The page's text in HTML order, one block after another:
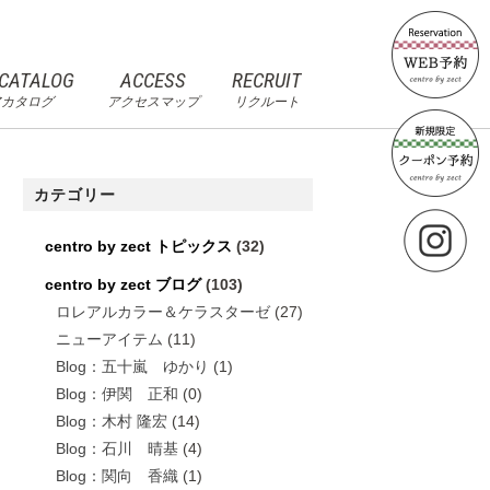
タログ
ACCESS
アクセスマップ
RECRUIT
リクルート
カテゴリー
centro by zect トピックス (32)
centro by zect ブログ(103)
ロレアルカラー＆ケラスターゼ(27)
ニューアイテム (11)
Blog：五十嵐 ゆかり (1)
Blog：伊関 正和 (0)
Blog：木村 隆宏(14)
Blog：石川 晴基(4)
Blog：関向 香織(1)